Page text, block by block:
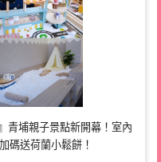
青埔親子景點新開幕！室內
碼送荷蘭小鬆餅！